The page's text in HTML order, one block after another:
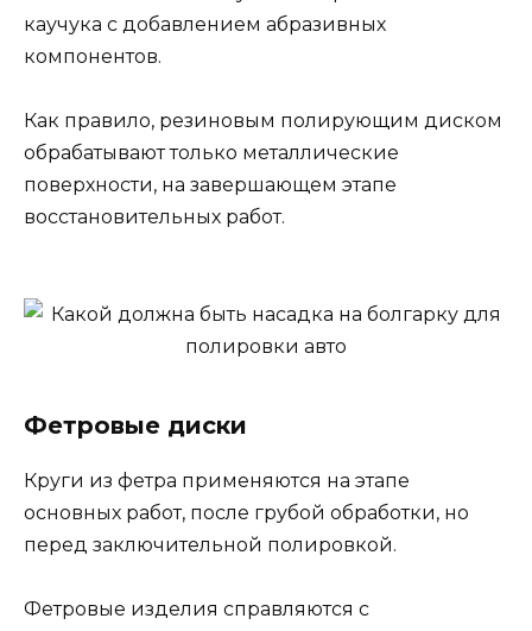
каучука с добавлением абразивных
компонентов.
Как правило, резиновым полирующим диском
обрабатывают только металлические
поверхности, на завершающем этапе
восстановительных работ.
Фетровые диски
Круги из фетра применяются на этапе
основных работ, после грубой обработки, но
перед заключительной полировкой.
Фетровые изделия справляются с